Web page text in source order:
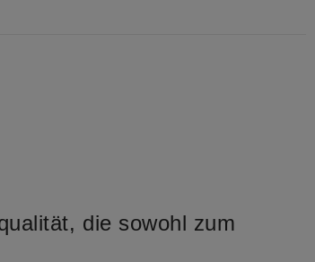
die sowohl zum